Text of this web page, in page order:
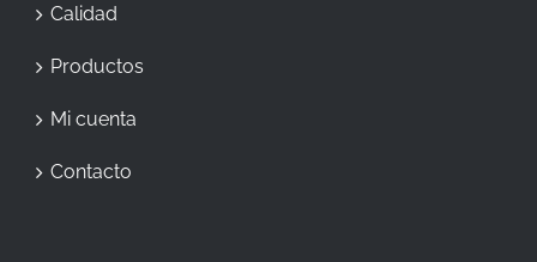
Calidad
Productos
Mi cuenta
Contacto